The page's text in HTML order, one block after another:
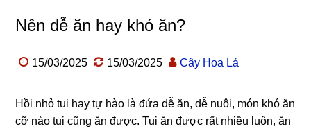
Nên dễ ăn hay khó ăn?
15/03/2025 15/03/2025 Cây Hoa Lá
Hồi nhỏ tui hay tự hào là đứa dễ ăn, dễ nuôi, món khó ăn
cỡ nào tui cũng ăn được. Tui ăn được rất nhiều luôn, ăn